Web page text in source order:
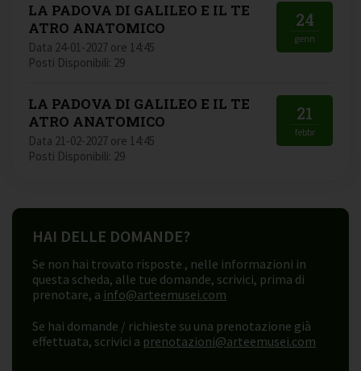
LA PADOVA DI GALILEO E IL TE
ATRO ANATOMICO
Data 24-01-2027 ore 14:45
Posti Disponibili: 29
24
genn
LA PADOVA DI GALILEO E IL TE
ATRO ANATOMICO
Data 21-02-2027 ore 14:45
Posti Disponibili: 29
21
febbr
HAI DELLE DOMANDE?
Se non hai trovato risposte , nelle informazioni in
questa scheda, alle tue domande, scrivici, prima di
prenotare, a info@arteemusei.com
Se hai domande / richieste su una prenotazione già
effettuata, scrivici a prenotazioni@arteemusei.com